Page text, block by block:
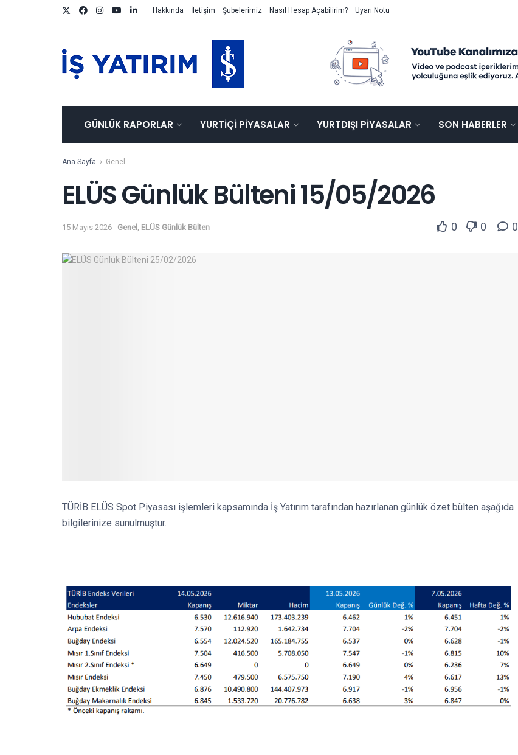
Hakkında İletişim Şubelerimiz Nasıl Hesap Açabilirim? Uyarı Notu
GÜNLÜK RAPORLAR YURTIÇI PIYASALAR YURTDIŞI PIYASALAR SON HABERLER
Ana Sayfa Genel
ELÜS Günlük Bülteni 15/05/2026
15 Mayıs 2026 Genel ELÜS Günlük Bülten 0 0 0
TÜRİB ELÜS Spot Piyasası işlemleri kapsamında İş Yatırım tarafından hazırlanan günlük özet bülten aşağıda
bilgilerinize sunulmuştur.